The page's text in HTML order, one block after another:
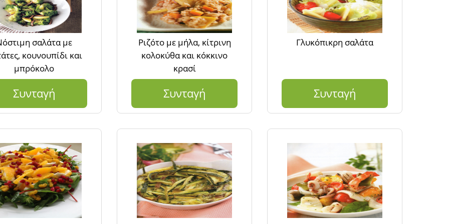
σαλάτα με
κουνουπίδι και
μπρόκολο
Συνταγή
Ριζότο με μήλα, κίτρινη
κολοκύθα και κόκκινο
κρασί
Συνταγή
Γλυκόπικρη σαλάτα
Συνταγή